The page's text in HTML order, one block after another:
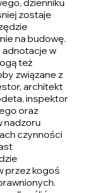
dzienniku
zostaje
na budowę.
adnotacje w
też
związane z
architekt
inspektor
oraz
nadzoru
czynności
przez kogoś